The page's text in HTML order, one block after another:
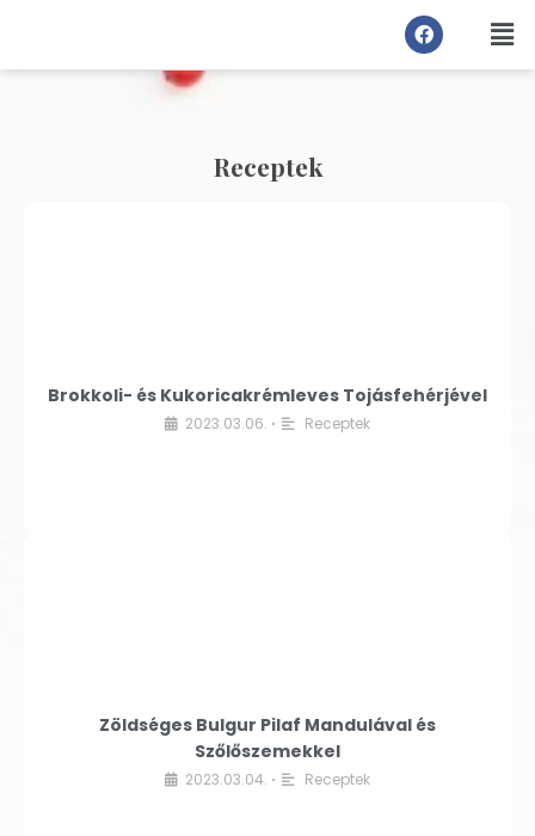
Receptek
Brokkoli- és Kukoricakrémleves Tojásfehérjével
2023.03.06. • Receptek
Zöldséges Bulgur Pilaf Mandulával és
Szőlőszemekkel
2023.03.04. • Receptek